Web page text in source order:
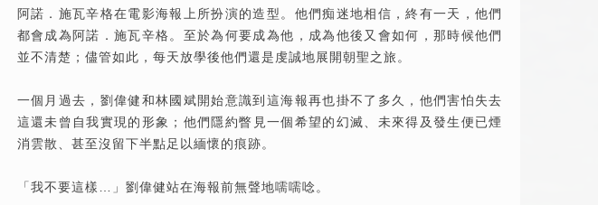
阿諾．施瓦辛格在電影海報上所扮演的造型。他們痴迷地相信，終有一天，他們
都會成為阿諾．施瓦辛格。至於為何要成為他，成為他後又會如何，那時候他們
並不清楚；儘管如此，每天放學後他們還是虔誠地展開朝聖之旅。
一個月過去，劉偉健和林國斌開始意識到這海報再也掛不了多久，他們害怕失去
這還未曾自我實現的形象；他們隱約瞥見一個希望的幻滅、未來得及發生便已煙
消雲散、甚至沒留下半點足以緬懷的痕跡。
「我不要這樣…」劉偉健站在海報前無聲地嚅嚅唸。